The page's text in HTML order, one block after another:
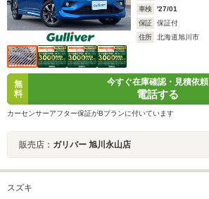
車検
'27/01
保証
保証付
住所
北海道旭川市
無
料
今すぐ在庫確認・見積依頼
電話する
カーセンサーアフター保証がBプランに付いています
販売店： ガリバー 旭川永山店
スズキ